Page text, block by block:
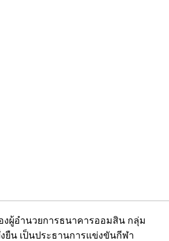
งผู้อำนวยการธนาคารออมสิน กลุ่ม
ยืน เป็นประธานการแข่งขันกีฬา